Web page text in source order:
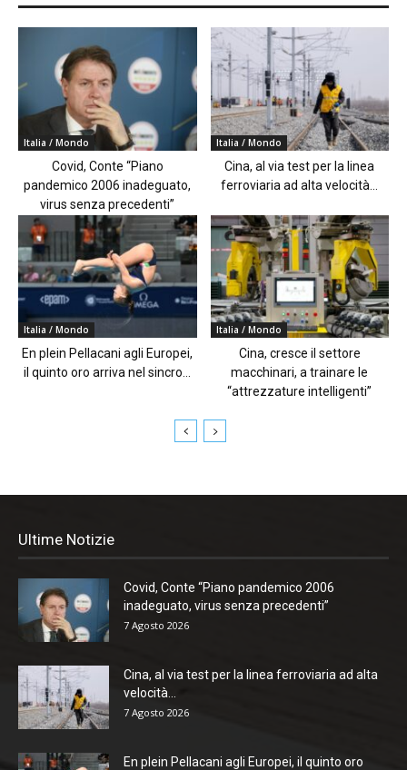
Italia / Mondo
Covid, Conte “Piano
pandemico 2006 inadeguato,
virus senza precedenti”
Italia / Mondo
Cina, al via test per la linea
ferroviaria ad alta velocità...
Italia / Mondo
En plein Pellacani agli Europei,
il quinto oro arriva nel sincro...
Italia / Mondo
Cina, cresce il settore
macchinari, a trainare le
“attrezzature intelligenti”
Ultime Notizie
Covid, Conte “Piano pandemico 2006
inadeguato, virus senza precedenti”
7 Agosto 2026
Cina, al via test per la linea ferroviaria ad alta
velocità...
7 Agosto 2026
En plein Pellacani agli Europei, il quinto oro